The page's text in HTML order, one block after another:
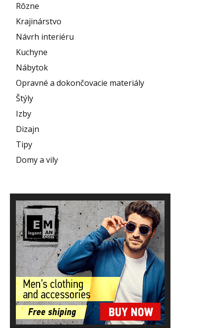
Rôzne
Krajinárstvo
Návrh interiéru
Kuchyne
Nábytok
Opravné a dokončovacie materiály
Štýly
Izby
Dizajn
Tipy
Domy a vily